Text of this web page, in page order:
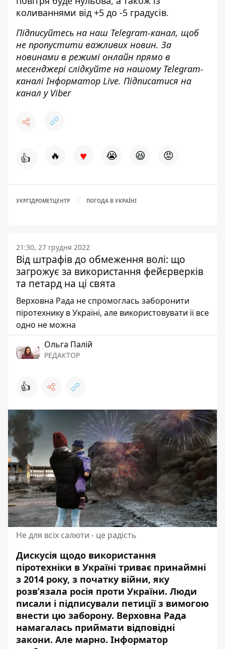
коливаннями від +5 до -5 градусів.
Підписуйтесь на наш Telegram-канал, щоб
не пропустити важливих новин. За
новинами в режимі онлайн прямо в
месенджері слідкуйте на нашому Telegram-
каналіІнформатор Live. Підписатися на
канал у Viber
👍 🔥 ♥ 😭 😆 😡
УКРГІДРОМЕТЦЕНТР ПОГОДА В УКРАЇНІ
21:30, 27 грудня 2022
Від штрафів до обмеження волі: що
загрожує за використання фейєрверків
та петард на ці свята
Верховна Рада не спромоглась заборонити
піротехнику в Україні, але використовувати її все
одно не можна
Ольга Палій
РЕДАКТОР
👍
Не для всіх салюти - це радість
Дискусія щодо використання
піротехніки в Україні триває принаймні
з 2014 року, з початку війни, яку
розв’язала росія проти України. Люди
писали і підписували петиції з вимогою
внести цю заборону. Верховна Рада
намагалась приймати відповідні
закони. Але марно. Інформатор